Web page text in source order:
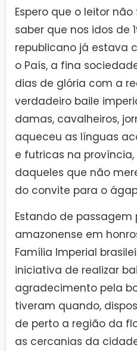
Espero que o leitor
saber que nos idos de
republicano já estava
o País, a fina
dias de glória com a
verdadeiro baile
damas, cavalheiros,
aqueceu as línguas
e futricas na
daqueles que não
do convite para o
Estando de
amazonense em
Família Imperial
iniciativa de realizar
agradecimento pela
tiveram quando,
de perto a região da
as cercanias da